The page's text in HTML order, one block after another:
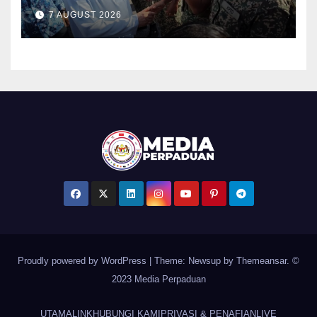
PDRM pada Malam Ambang
Merdeka
7 AUGUST 2026
Proudly powered by WordPress Theme: Newsup by Themeansar. ©
2023 Media Perpaduan
UTAMA LINK HUBUNGI KAMI PRIVASI & PENAFIAN LIVE